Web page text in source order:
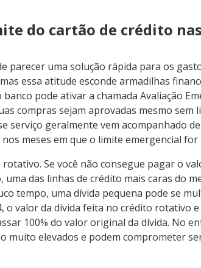
do cartão de crédito
parecer uma solução rápida para os
essa atitude esconde armadilhas
pode ativar a chamada Avaliação
compras sejam aprovadas mesmo sem
serviço geralmente vem acompanhado
meses em que o limite emergencial
Se você não consegue pagar o
das linhas de crédito mais caras do
tempo, uma dívida pequena pode se
o valor da dívida feita no crédito rotativo
100% do valor original da dívida. No
muito elevados e podem comprometer